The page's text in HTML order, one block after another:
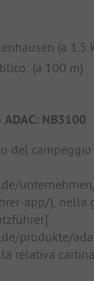
(a 1.5
(a 100 m)
NB3100
del
app/), nella
produkte/
relativa